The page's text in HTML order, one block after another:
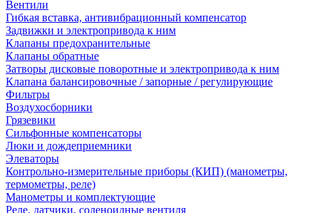
Вентили
Гибкая вставка, антивибрационный компенсатор
Задвижки и электропривода к ним
Клапаны предохранительные
Клапаны обратные
Затворы дисковые поворотные и электропривода к ним
Клапана балансировочные / запорные / регулирующие
Фильтры
Воздухосборники
Грязевики
Сильфонные компенсаторы
Люки и дождеприемники
Элеваторы
Контрольно-измерительные приборы (КИП) (манометры,
термометры, реле)
Манометры и комплектующие
Реле, датчики, соленоидные вентиля